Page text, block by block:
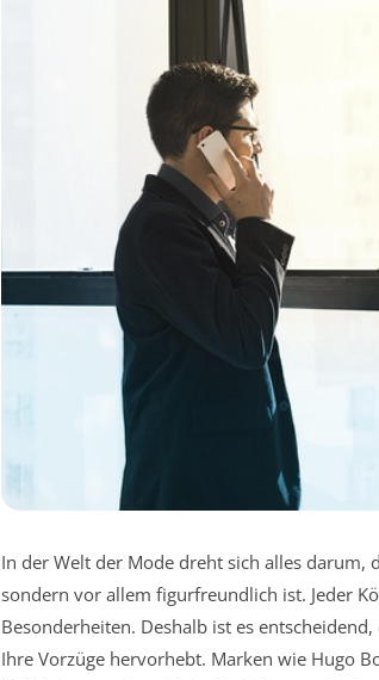
In der Welt der Mode dreht sich alles
sondern vor allem figurfreundlich ist. Jeder
Besonderheiten. Deshalb ist es
Ihre Vorzüge hervorhebt. Marken wie Hugo